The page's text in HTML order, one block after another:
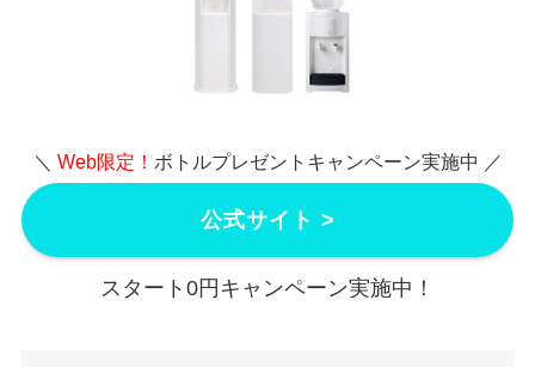
＼ Web限定！ ボトルプレゼントキャンペーン実施中 ／
公式サイト >
スタート0円キャンペーン実施中！